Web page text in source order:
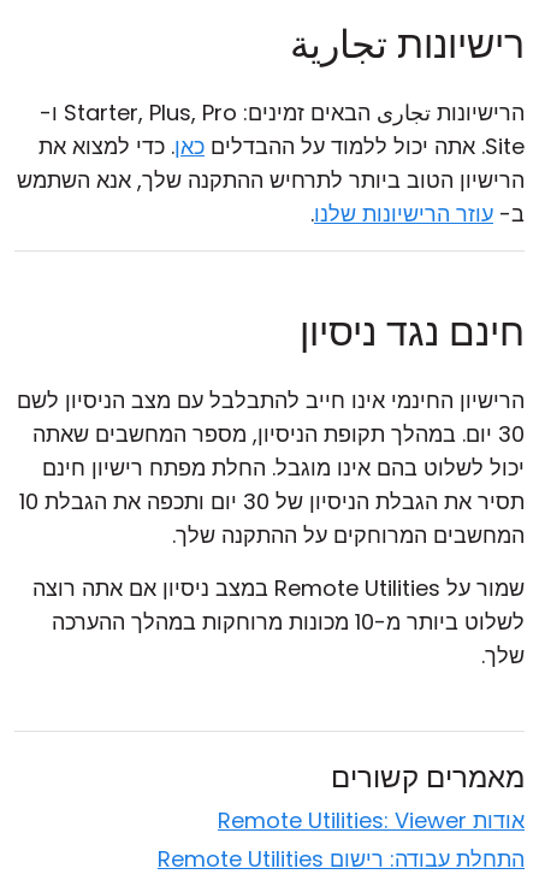
רישיונות تجارية
הרישיונות تجاری הבאים זמינים: Starter, Plus, Pro ו-
Site. אתה יכול ללמוד על ההבדלים
כאן. כדי למצוא את
הרישיון הטוב ביותר לתרחיש ההתקנה שלך, אנא השתמש
ב- עוזר הרישיונות שלנו.
חינם נגד ניסיון
הרישיון החינמי אינו חייב להתבלבל עם מצב הניסיון לשם
30 יום. במהלך תקופת הניסיון, מספר המחשבים שאתה
יכול לשלוט בהם אינו מוגבל. החלת מפתח רישיון חינם
תסיר את הגבלת הניסיון של 30 יום ותכפה את הגבלת 10
המחשבים המרוחקים על ההתקנה שלך.
שמור על Remote Utilities במצב ניסיון אם אתה רוצה
לשלוט ביותר מ-10 מכונות מרוחקות במהלך ההערכה
שלך.
מאמרים קשורים
אודות Remote Utilities: Viewer
התחלת עבודה: רישום Remote Utilities